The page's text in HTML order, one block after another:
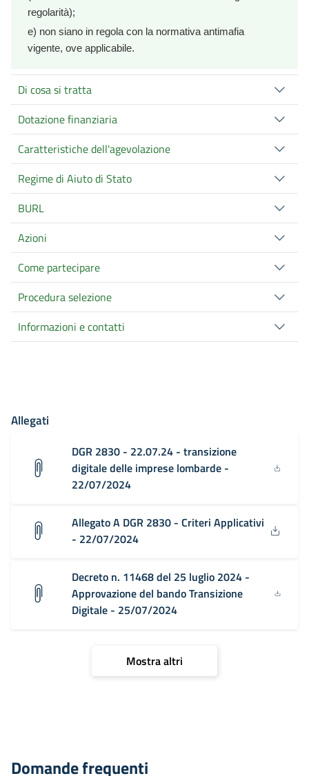
regolarità);
e) non siano in regola con la normativa antimafia
vigente, ove applicabile.
Di cosa si tratta
Dotazione finanziaria
Caratteristiche dell'agevolazione
Regime di Aiuto di Stato
BURL
Azioni
Come partecipare
Procedura selezione
Informazioni e contatti
Allegati
DGR 2830 - 22.07.24 - transizione
digitale delle imprese lombarde -
22/07/2024
Allegato A DGR 2830 - Criteri Applicativi
- 22/07/2024
Decreto n. 11468 del 25 luglio 2024 -
Approvazione del bando Transizione
Digitale - 25/07/2024
Mostra altri
Domande frequenti